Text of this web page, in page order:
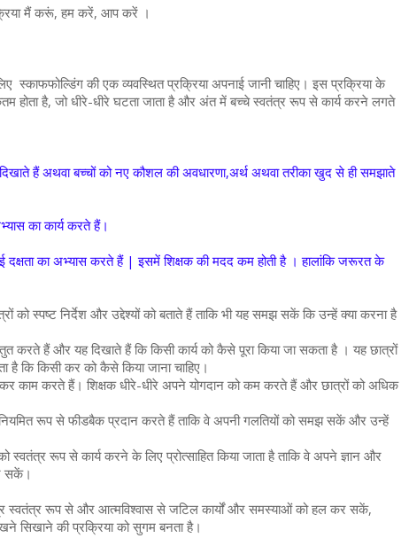
मैं करूं, हम करें, आप करें ।
स्काफफोल्डिंग की एक व्यवस्थित प्रक्रिया अपनाई जानी चाहिए। इस प्रक्रिया के
होता है, जो धीरे-धीरे घटता जाता है और अंत में बच्चे स्वतंत्र रूप से कार्य करने लगते
हैं अथवा बच्चों को नए कौशल की अवधारणा,अर्थ अथवा तरीका खुद से ही समझाते
का कार्य करते हैं।
दक्षता का अभ्यास करते हैं | इसमें शिक्षक की मदद कम होती है । हालांकि जरूरत के
को स्पष्ट निर्देश और उद्देश्यों को बताते हैं ताकि भी यह समझ सकें कि उन्हें क्या करना है
करते हैं और यह दिखाते हैं कि किसी कार्य को कैसे पूरा किया जा सकता है । यह छात्रों
किसी कर को कैसे किया जाना चाहिए।
काम करते हैं। शिक्षक धीरे-धीरे अपने योगदान को कम करते हैं और छात्रों को अधिक
नियमित रूप से फीडबैक प्रदान करते हैं ताकि वे अपनी गलतियों को समझ सकें और उन्हें
स्वतंत्र रूप से कार्य करने के लिए प्रोत्साहित किया जाता है ताकि वे अपने ज्ञान और
सकें।
स्वतंत्र रूप से और आत्मविश्वास से जटिल कार्यों और समस्याओं को हल कर सकें,
सिखाने की प्रक्रिया को सुगम बनता है।